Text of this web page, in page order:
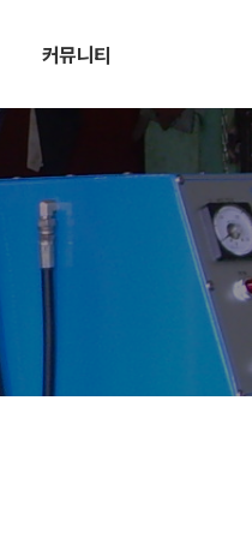
커뮤니티